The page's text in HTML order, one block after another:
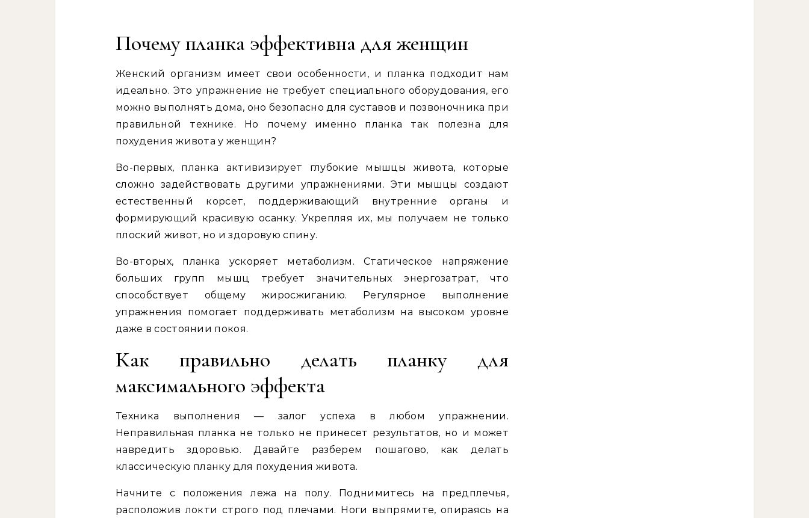
Почему планка эффективна для женщин
Женский организм имеет свои особенности, и планка подходит нам
идеально. Это упражнение не требует специального оборудования, его
можно выполнять дома, оно безопасно для суставов и позвоночника при
правильной технике. Но почему именно планка так полезна для
похудения живота у женщин?
Во-первых, планка активизирует глубокие мышцы живота, которые
сложно задействовать другими упражнениями. Эти мышцы создают
естественный корсет, поддерживающий внутренние органы и
формирующий красивую осанку. Укрепляя их, мы получаем не только
плоский живот, но и здоровую спину.
Во-вторых, планка ускоряет метаболизм. Статическое напряжение
больших групп мышц требует значительных энергозатрат, что
способствует общему жиросжиганию. Регулярное выполнение
упражнения помогает поддерживать метаболизм на высоком уровне
даже в состоянии покоя.
Как правильно делать планку для
максимального эффекта
Техника выполнения — залог успеха в любом упражнении.
Неправильная планка не только не принесет результатов, но и может
навредить здоровью. Давайте разберем пошагово, как делать
классическую планку для похудения живота.
Начните с положения лежа на полу. Поднимитесь на предплечья,
расположив локти строго под плечами. Ноги выпрямите, опираясь на